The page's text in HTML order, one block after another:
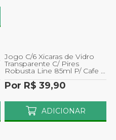
Jogo C/6 Xicaras de Vidro
Transparente C/ Pires
Robusta Line 85ml P/ Cafe e
Cha
Por R$ 39,90
ADICIONAR